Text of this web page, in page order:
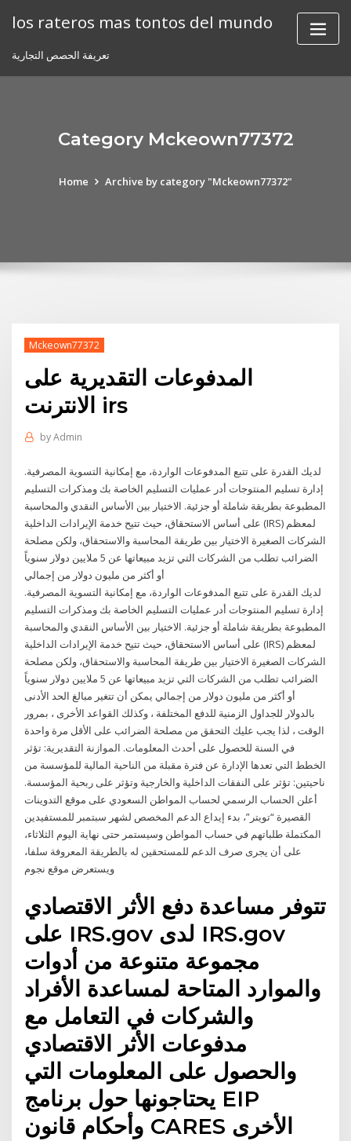
los rateros mas tontos del mundo
تعريفة الحصص التجارية
Category Mckeown77372
Home Archive by category "Mckeown77372"
Mckeown77372
المدفوعات التقديرية على
الانترنت irs
byAdmin
لديك القدرة على تتبع المدفوعات الواردة، مع إمكانية التسوية المصرفية.
إدارة تسليم المنتوجات أدر عمليات التسليم الخاصة بك ومذكرات التسليم
المطبوعة بطريقة شاملة أو جزئية. الاختيار بين الأساس النقدي والمحاسبة
على أساس الاستحقاق، حيث تتيح خدمة الإيرادات الداخلية (IRS) لمعظم
الشركات الصغيرة الاختيار بين طريقة المحاسبة والاستحقاق، ولكن مصلحة
الضرائب تطلب من الشركات التي تزيد مبيعاتها عن 5 ملايين دولار سنوياً
أو أكثر من مليون دولار من إجمالي
لديك القدرة على تتبع المدفوعات الواردة، مع إمكانية التسوية المصرفية.
إدارة تسليم المنتوجات أدر عمليات التسليم الخاصة بك ومذكرات التسليم
المطبوعة بطريقة شاملة أو جزئية. الاختيار بين الأساس النقدي والمحاسبة
على أساس الاستحقاق، حيث تتيح خدمة الإيرادات الداخلية (IRS) لمعظم
الشركات الصغيرة الاختيار بين طريقة المحاسبة والاستحقاق، ولكن مصلحة
الضرائب تطلب من الشركات التي تزيد مبيعاتها عن 5 ملايين دولار سنوياً
أو أكثر من مليون دولار من إجمالي يمكن أن تتغير مبالغ الحد الأدنى
بالدولار للجداول الزمنية للدفع المختلفة ، وكذلك القواعد الأخرى ، بمرور
الوقت ، لذا يجب عليك التحقق من مصلحة الضرائب على الأقل مرة واحدة
في السنة للحصول على أحدث المعلومات. الموازنة التقديرية: تؤثر
الخطط التي تعدها الإدارة عن فترة مقبلة من الناحية المالية للمؤسسة من
ناحيتين: تؤثر على النفقات الداخلية والخارجية وتؤثر على ربحية المؤسسة.
أعلن الحساب الرسمي لحساب المواطن السعودي على موقع التدوينات
القصيرة “تويتر”، بدء إيداع الدعم المخصص لشهر سبتمبر للمستفيدين
المكتملة طلباتهم في حساب المواطن وسيستمر حتى نهاية اليوم الثلاثاء،
على أن يجرى صرف الدعم للمستحقين له بالطريقة المعروفة سلفا،
ويستعرض موقع نجوم
تتوفر مساعدة دفع الأثر الاقتصادي
على IRS.gov لدى IRS.gov
مجموعة متنوعة من أدوات
والموارد المتاحة لمساعدة الأفراد
والشركات في التعامل مع
مدفوعات الأثر الاقتصادي
والحصول على المعلومات التي
يحتاجونها حول برنامج EIP
وأحكام قانون CARES الأخرى